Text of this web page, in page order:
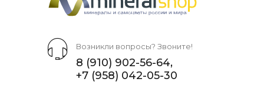
Возникли вопросы? Звоните!
8 (910) 902-56-64,
+7 (958) 042-05-30